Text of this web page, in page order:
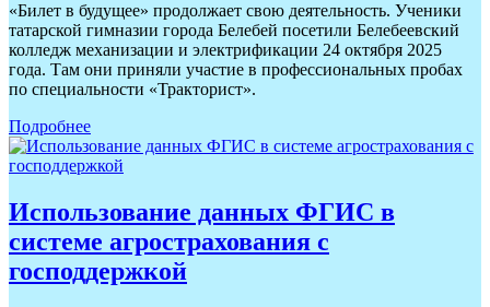
«Билет в будущее» продолжает свою деятельность. Ученики
татарской гимназии города Белебей посетили Белебеевский
колледж механизации и электрификации 24 октября 2025
года. Там они приняли участие в профессиональных пробах
по специальности «Тракторист».
Подробнее
Использование данных ФГИС в
системе агрострахования с
господдержкой